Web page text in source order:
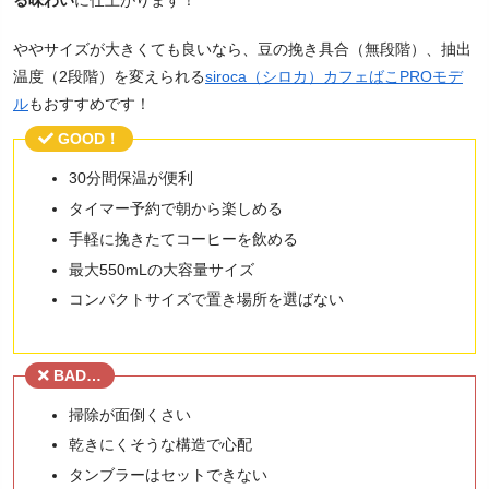
ややサイズが大きくても良いなら、豆の挽き具合（無段階）、抽出
温度（2段階）を変えられるsiroca（シロカ）カフェばこPROモデ
ルもおすすめです！
GOOD！
30分間保温が便利
タイマー予約で朝から楽しめる
手軽に挽きたてコーヒーを飲める
最大550mLの大容量サイズ
コンパクトサイズで置き場所を選ばない
BAD…
掃除が面倒くさい
乾きにくそうな構造で心配
タンブラーはセットできない